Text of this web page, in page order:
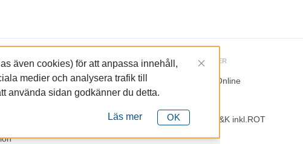
FÖRETAGET
Om oss
Lundaservice
Kommande aktiviteter
TJÄNSTER
LundaOnline
Kalkyl I&K inkl.ROT
även cookies) för att anpassa innehåll,
medier och analysera trafik till
använda sidan godkänner du detta.
Läs mer OK